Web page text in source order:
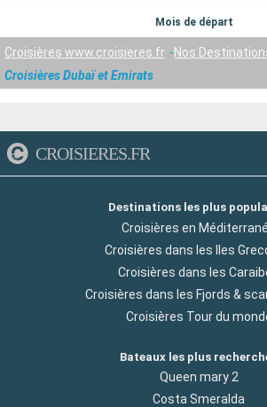
Mois de départ
Croisières www.croisieres.fr
Nos
Croisières Dubaï et Emirats
CROISIERES.FR
Destinations les plus
Croisières en
Croisières dans les Iles
Croisières dans les
Croisières dans les Fjords &
Croisières Tour du
Bateaux les plus
Queen mary 2
Costa Smeralda